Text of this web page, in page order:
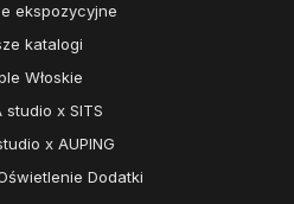
ekspozycyjne
katalogi
Włoskie
studio x SITS
x AUPING
Dodatki